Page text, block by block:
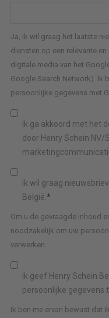
Ja, ik wil graag het laatste
diensten op een relevante
digitale media van het
Google Search Network). Ik
persoonlijke gegevens met
Ik ga akkoord met het
door Henry Schein
Ik wil graag
België. *
Om u de gevraagde inhoud
noodzakelijk om uw
verwerken.
Ik geef Henry Schein
persoonlijke gegevens
Ik ben me ervan bewust dat